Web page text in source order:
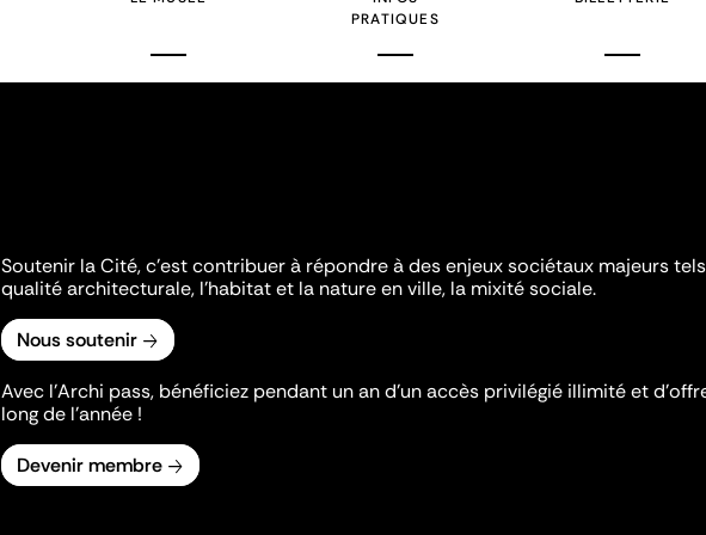
PRATIQUES
Soutenir la Cité, c'est contribuer à répondre à des enjeux sociétaux majeurs
qualité architecturale, l'habitat et la nature en ville, la mixité sociale.
Nous soutenir
Avec l’Archi pass, bénéficiez pendant un an d’un accès privilégié illimité et
long de l’année !
Devenir membre